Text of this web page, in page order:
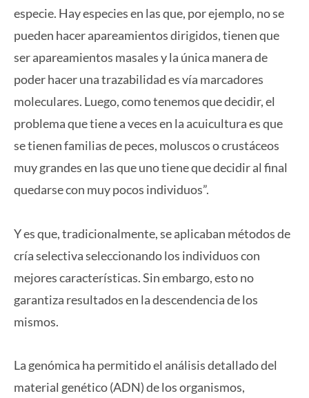
especie. Hay especies en las que, por ejemplo, no se
pueden hacer apareamientos dirigidos, tienen que
ser apareamientos masales y la única manera de
poder hacer una trazabilidad es vía marcadores
moleculares. Luego, como tenemos que decidir, el
problema que tiene a veces en la acuicultura es que
se tienen familias de peces, moluscos o crustáceos
muy grandes en las que uno tiene que decidir al final
quedarse con muy pocos individuos”.
Y es que, tradicionalmente, se aplicaban métodos de
cría selectiva seleccionando los individuos con
mejores características. Sin embargo, esto no
garantiza resultados en la descendencia de los
mismos.
La genómica ha permitido el análisis detallado del
material genético (ADN) de los organismos,